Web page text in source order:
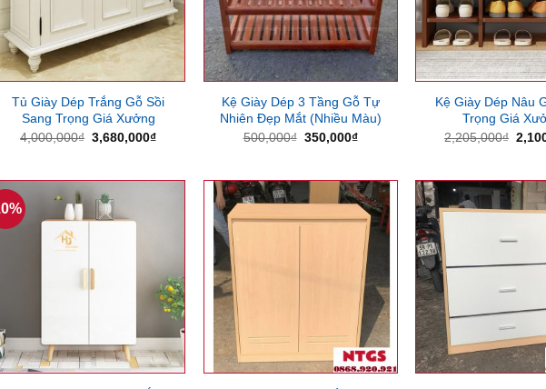
Tủ Giày Dép Trắng Gỗ Sồi
Sang Trọng Giá Xưởng
4,000,000₫ Giá
3,680,000₫Giá
3,680,000₫.
Kệ Giày Dép 3 Tầng Gỗ Tự
Nhiên Đẹp Mắt (Nhiều Màu)
500,000₫ Giá
350,000₫Giá
350,000₫.
Kệ Giày Dép Nâu
Trọng Giá
2,205,000₫ Giá